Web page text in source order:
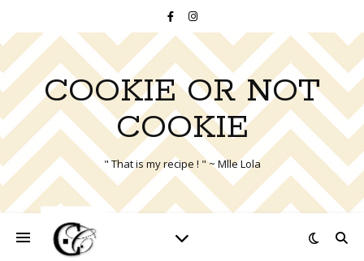
COOKIE OR NOT
COOKIE
" That is my recipe ! " ~ Mlle Lola